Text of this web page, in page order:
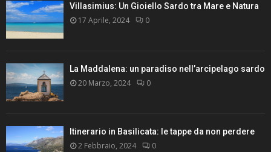
Villasimius: Un Gioiello Sardo tra Mare e Natura
17 Aprile, 2024 0
La Maddalena: un paradiso nell’arcipelago sardo
20 Marzo, 2024 0
Itinerario in Basilicata: le tappe da non perdere
2 Febbraio, 2024 0